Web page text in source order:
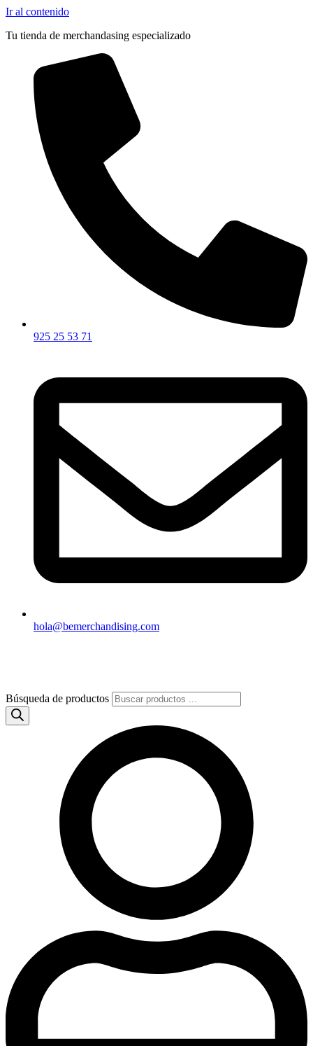
Ir al contenido
Tu tienda de merchandasing especializado
925 25 53 71
hola@bemerchandising.com
Búsqueda de productos